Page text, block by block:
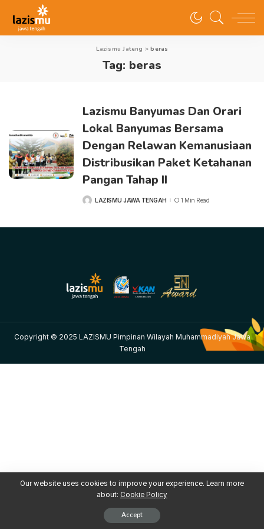
Lazismu Jateng >beras
Tag: beras
Lazismu Banyumas Dan Orari
Lokal Banyumas Bersama
Dengan Relawan Kemanusiaan
Distribusikan Paket Ketahanan
Pangan Tahap II
LAZISMU JAWA TENGAH 1 Min Read
Copyright © 2025 LAZISMU Pimpinan Wilayah Muhammadiyah Jawa
Tengah
Our website uses cookies to improve your experience. Learn more
about: Cookie Policy
Accept